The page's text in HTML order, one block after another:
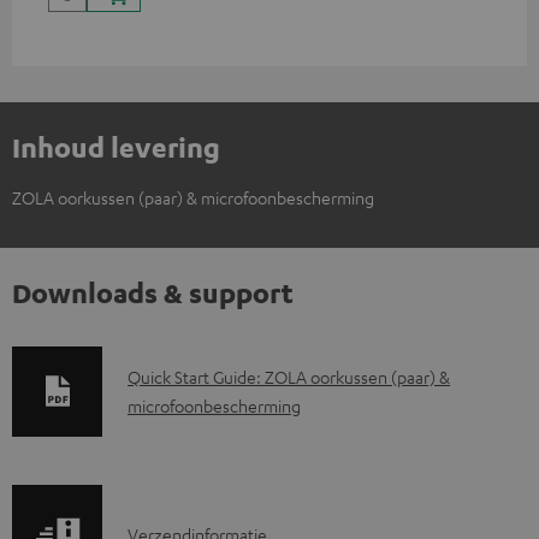
Inhoud levering
ZOLA oorkussen (paar) & microfoonbescherming
Downloads & support
D
o
l
Quick Start Guide: ZOLA oorkussen (paar) &
microfoonbescherming
Verzendinformatie